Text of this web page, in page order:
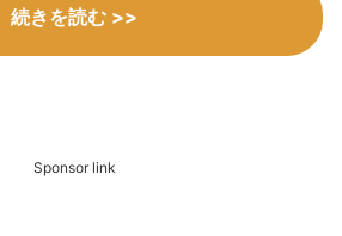
続きを読む >>
Sponsor link